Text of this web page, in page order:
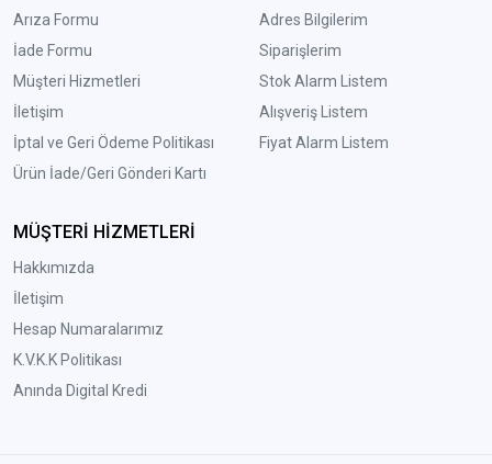
Arıza Formu
İade Formu
Müşteri Hizmetleri
İletişim
İptal ve Geri Ödeme Politikası
Ürün İade/Geri Gönderi Kartı
Adres Bilgilerim
Siparişlerim
Stok Alarm Listem
Alışveriş Listem
Fiyat Alarm Listem
MÜŞTERİ HİZMETLERİ
Hakkımızda
İletişim
Hesap Numaralarımız
K.V.K.K Politikası
Anında Digital Kredi